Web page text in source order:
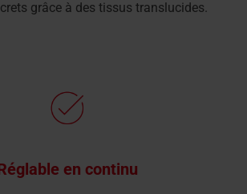
grâce à des tissus translucides.
en continu